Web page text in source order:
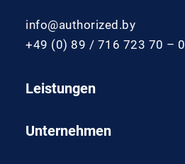
info@authorized.by
+49 (0) 89 / 716 723 70 – 0
Leistungen
Unternehmen